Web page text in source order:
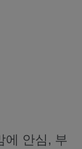
에 안심, 부